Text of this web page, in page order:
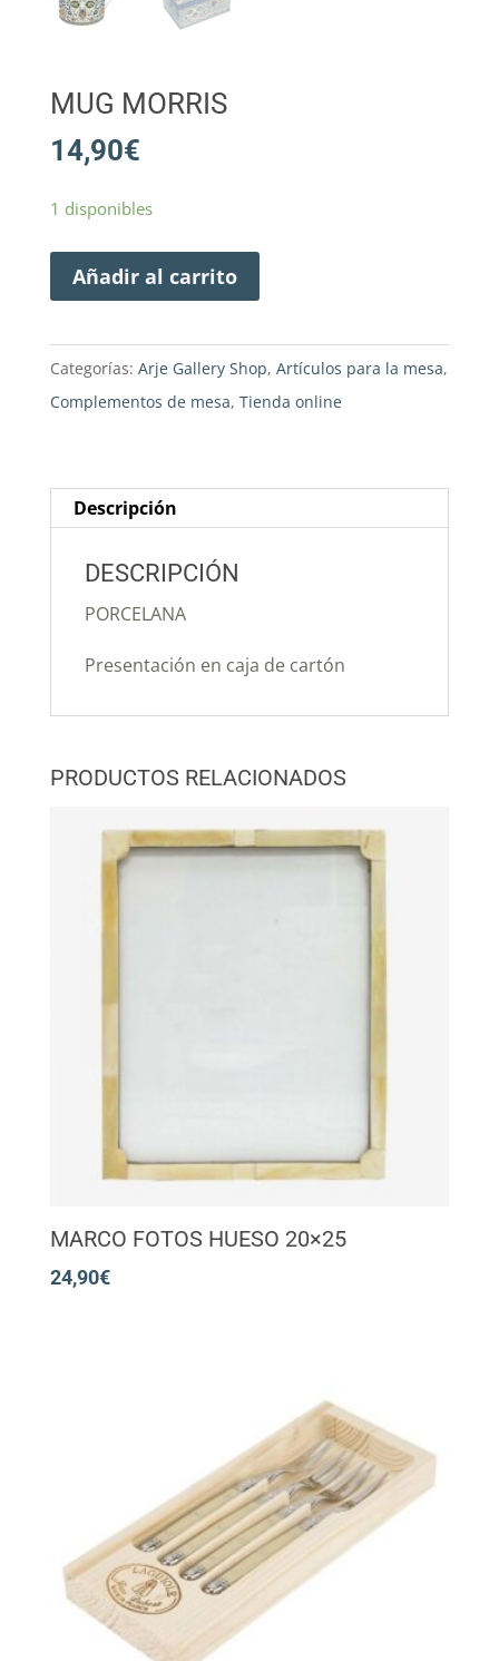
MUG MORRIS
14,90€
1 disponibles
Añadir al carrito
Categorías: Arje Gallery Shop, Artículos para la mesa,
Complementos de mesa, Tienda online
Descripción
DESCRIPCIÓN
PORCELANA
Presentación en caja de cartón
PRODUCTOS RELACIONADOS
MARCO FOTOS HUESO 20×25
24,90€